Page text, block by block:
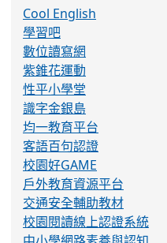
Cool English
學習吧
數位讀寫網
紫錐花運動
性平小學堂
識字金銀島
均一教育平台
客語百句認證
校園好GAME
戶外教育資源平台
交通安全輔助教材
校園閱讀線上認證系統
中小學網路素養與認知